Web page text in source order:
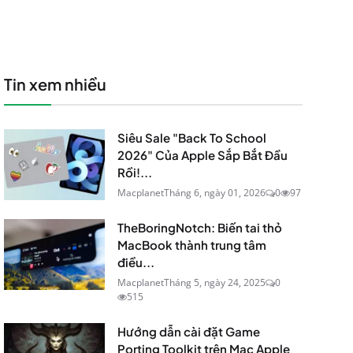
Tin xem nhiều
Siêu Sale "Back To School
2026" Của Apple Sắp Bắt Đầu
Rồi!...
MacplanetTháng 6, ngày 01, 2026 0 97
TheBoringNotch: Biến tai thỏ
MacBook thành trung tâm
điều...
MacplanetTháng 5, ngày 24, 2025
0
515
Hướng dẫn cài đặt Game
Porting Toolkit trên Mac Apple